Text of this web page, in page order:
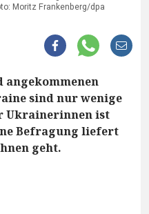
Moritz Frankenberg/dpa
angekommenen
sind nur wenige
Ukrainerinnen ist
Befragung liefert
geht.